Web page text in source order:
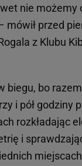
nie możemy
mówił przed
z Klubu
biegu, bo
i pół godziny
rozkładając
i